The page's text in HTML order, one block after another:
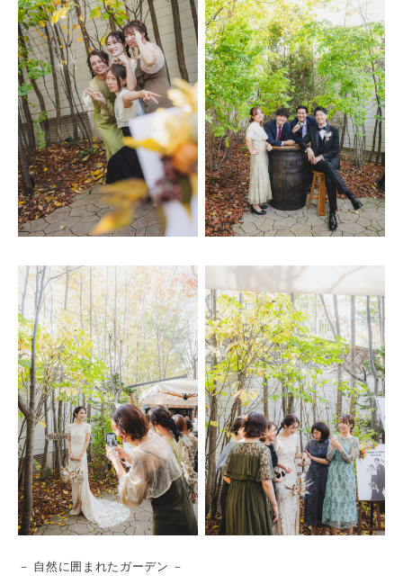
－ 自然に囲まれたガーデン －